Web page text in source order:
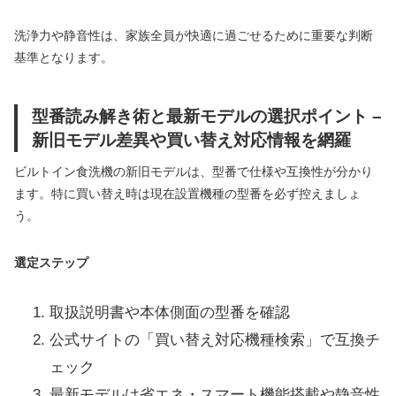
洗浄力や静音性は、家族全員が快適に過ごせるために重要な判断
基準となります。
型番読み解き術と最新モデルの選択ポイント –
新旧モデル差異や買い替え対応情報を網羅
ビルトイン食洗機の新旧モデルは、型番で仕様や互換性が分かり
ます。特に買い替え時は現在設置機種の型番を必ず控えましょ
う。
選定ステップ
取扱説明書や本体側面の型番を確認
公式サイトの「買い替え対応機種検索」で互換チ
ェック